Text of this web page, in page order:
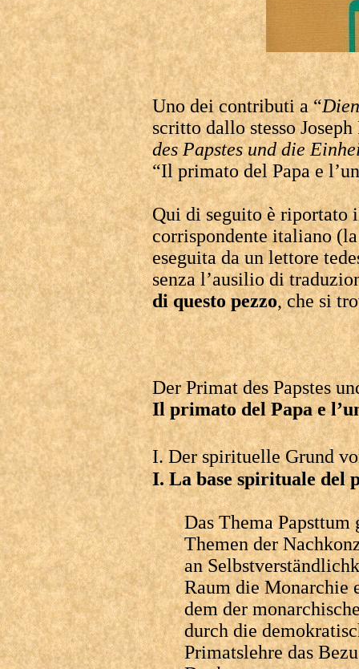
Uno dei contributi a “
scritto dallo stesso
des Papstes und die
“Il primato del Papa e
Qui di seguito è riportato
corrispondente italiano
eseguita da un lettore
senza l’ausilio di
di questo pezzo, che si
Der Primat des Papstes
Il primato del Papa e
I. Der spirituelle Grund
I. La base spirituale del
Das Thema
Themen der
an
Raum die Monarchie
dem der
durch die
Primatslehre das